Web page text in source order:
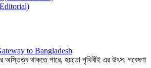
অস্তিত্ব থাকতে পারে, হয়তো পৃথিবীই এর উৎস: গবেষণা